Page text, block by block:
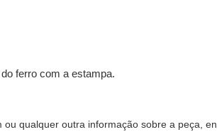
ferro com a estampa.
qualquer outra informação sobre a peça,